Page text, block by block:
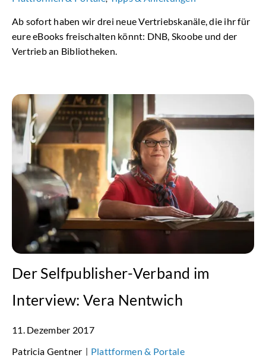
Ab sofort haben wir drei neue Vertriebskanäle, die ihr für
eure eBooks freischalten könnt: DNB, Skoobe und der
Vertrieb an Bibliotheken.
Der Selfpublisher-Verband im
Interview: Vera Nentwich
11. Dezember 2017
Patricia Gentner | Plattformen & Portale